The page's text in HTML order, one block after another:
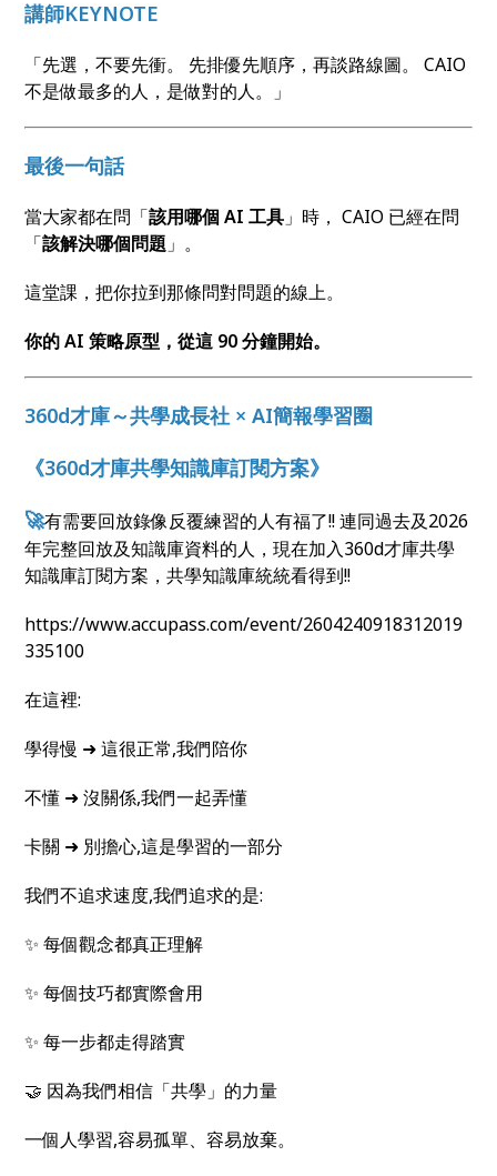
講師KEYNOTE
「先選，不要先衝。 先排優先順序，再談路線圖。 CAIO
不是做最多的人，是做對的人。」
最後一句話
當大家都在問「該用哪個AI工具 」時， CAIO 已經在問
「該解決哪個問題 」。
這堂課，把你拉到那條問對問題的線上。
你的 AI策略原型，從這 90分鐘開始。
360d才庫～共學成長社 × AI簡報學習圈
《360d才庫共學知識庫訂閱方案》
🚀有需要回放錄像反覆練習的人有福了!! 連同過去及2026
年完整回放及知識庫資料的人，現在加入360d才庫共學
知識庫訂閱方案，共學知識庫統統看得到!!
https://www.accupass.com/event/2604240918312019
335100
在這裡:
學得慢 ➜ 這很正常,我們陪你
不懂 ➜ 沒關係,我們一起弄懂
卡關 ➜ 別擔心,這是學習的一部分
我們不追求速度,我們追求的是:
✨ 每個觀念都真正理解
✨ 每個技巧都實際會用
✨ 每一步都走得踏實
🤝 因為我們相信「共學」的力量
一個人學習,容易孤單、容易放棄。